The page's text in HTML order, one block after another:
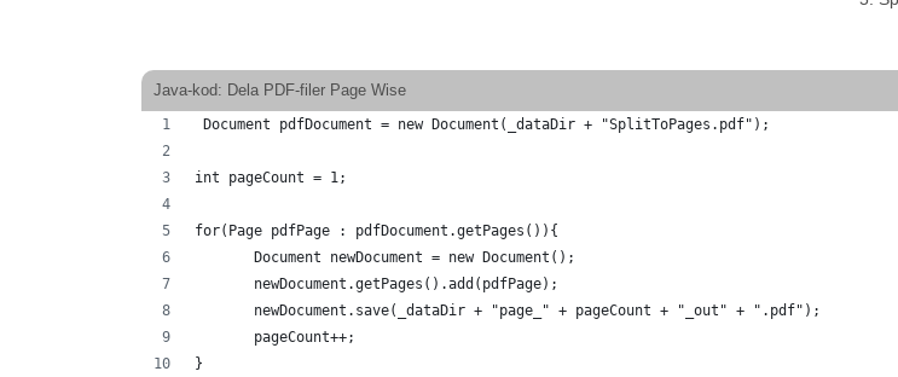
Java-kod: Dela PDF-filer Page Wise
Document pdfDocument = new Document(_dataDir + "SplitToPages.pdf");
int pageCount = 1;
for(Page pdfPage : pdfDocument.getPages()){
       Document newDocument = new Document();
       newDocument.getPages().add(pdfPage);
       newDocument.save(_dataDir + "page_" + pageCount + "_out" + ".pdf");
       pageCount++;
}